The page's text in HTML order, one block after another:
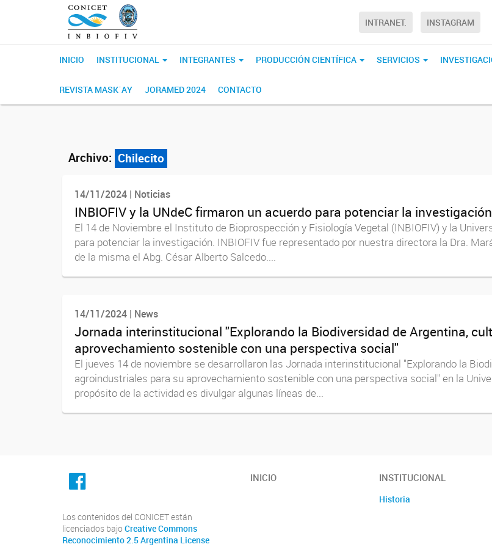
INTRANET. INSTAGRAM
INICIO INSTITUCIONAL INTEGRANTES PRODUCCIÓN CIENTÍFICA SERVICIOS
REVISTA MASK´AY JORAMED 2024 CONTACTO
Archivo: Chilecito
14/11/2024 | Noticias
INBIOFIV y la UNdeC firmaron un acuerdo para potenciar la
El 14 de Noviembre el Instituto de Bioprospección y Fisiología Vegetal (INBIOFIV) y la
para potenciar la investigación. INBIOFIV fue representado por nuestra directora la Dra.
de la misma el Abg. César Alberto Salcedo....
14/11/2024 | News
Jornada interinstitucional "Explorando la Biodiversidad de Argentina,
aprovechamiento sostenible con una perspectiva social"
El jueves 14 de noviembre se desarrollaron las Jornada interinstitucional "Explorando la
agroindustriales para su aprovechamiento sostenible con una perspectiva social" en la
propósito de la actividad es divulgar algunas líneas de...
facebook
Los contenidos del CONICET están
licenciados bajo Creative Commons
Reconocimiento 2.5 Argentina License
INICIO INSTITUCIONAL
Historia